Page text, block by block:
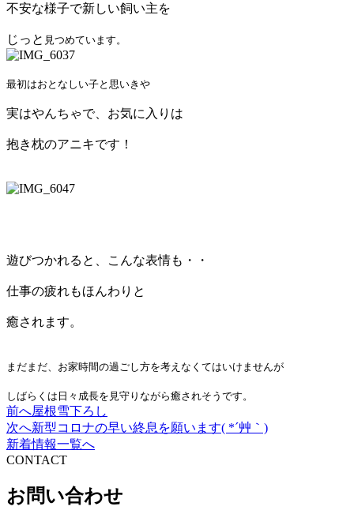
不安な様子で新しい飼い主を
じっと 見つめています。
最初はおとなしい子と思いきや
実はやんちゃで、お気に入りは
抱き枕のアニキです！
遊びつかれると、こんな表情も・・
仕事の疲れもほんわりと
癒されます。
まだまだ、お家時間の過ごし方を考えなくてはいけませんが
しばらくは日々成長を見守りながら癒されそうです。
投
稿
ナ
ビ
前へ屋根雪下ろし
次へ新型コロナの早い終息を願います( *´艸｀)
新着情報一覧へ
CONTACT
お問い合わせ